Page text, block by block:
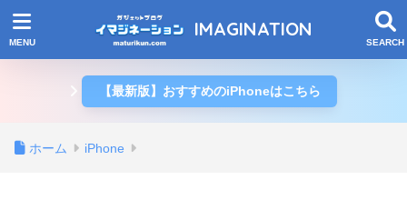
IMAGINATION
【最新版】おすすめのiPhoneはこちら
ホーム iPhone